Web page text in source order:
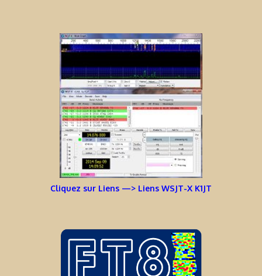
Cliquez sur Liens —> Liens WSJT-X K1JT